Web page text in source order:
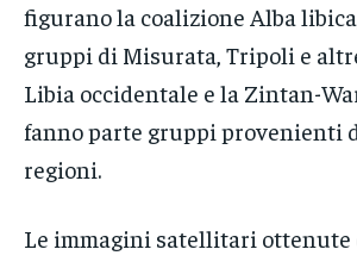
figurano la coalizione Alba
gruppi di Misurata, Tripoli e
Libia occidentale e la Zintan-
fanno parte gruppi provenienti
regioni.
Le immagini satellitari ottenute